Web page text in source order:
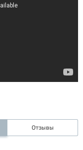
Отзывы